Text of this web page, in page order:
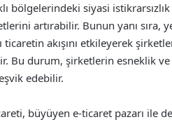
bölgelerindeki siyasi
artırabilir. Bunun yanı sıra,
ticaretin akışını etkileyerek
Bu durum, şirketlerin esneklik
edebilir.
büyüyen e-ticaret pazarı ile